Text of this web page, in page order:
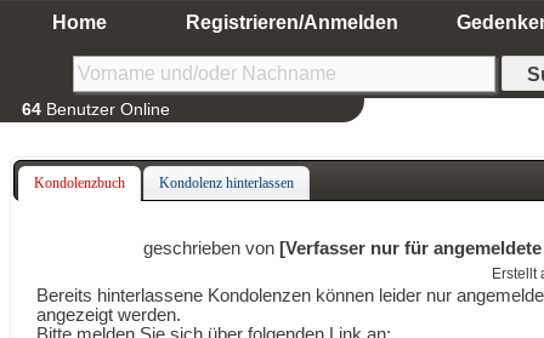
Home Registrieren/Anmelden
64 Benutzer Online
Kondolenzbuch Kondolenz hinterlassen
geschrieben von [Verfasser nur für
Erstellt
Bereits hinterlassene Kondolenzen können leider nur
angezeigt werden.
Bitte melden Sie sich über folgenden Link an: